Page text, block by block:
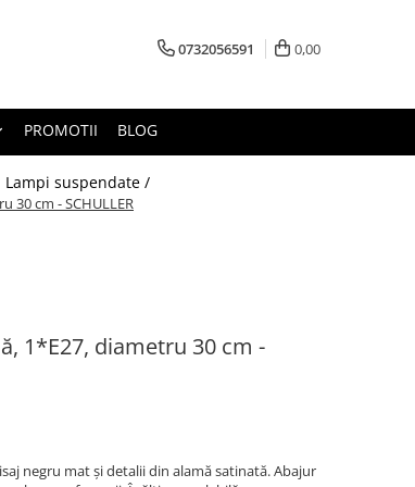
0732056591 0,00
PROMOTII BLOG
Lampi suspendate /
30 cm - SCHULLER
1*E27, diametru 30 cm -
negru mat și detalii din alamă satinată. Abajur